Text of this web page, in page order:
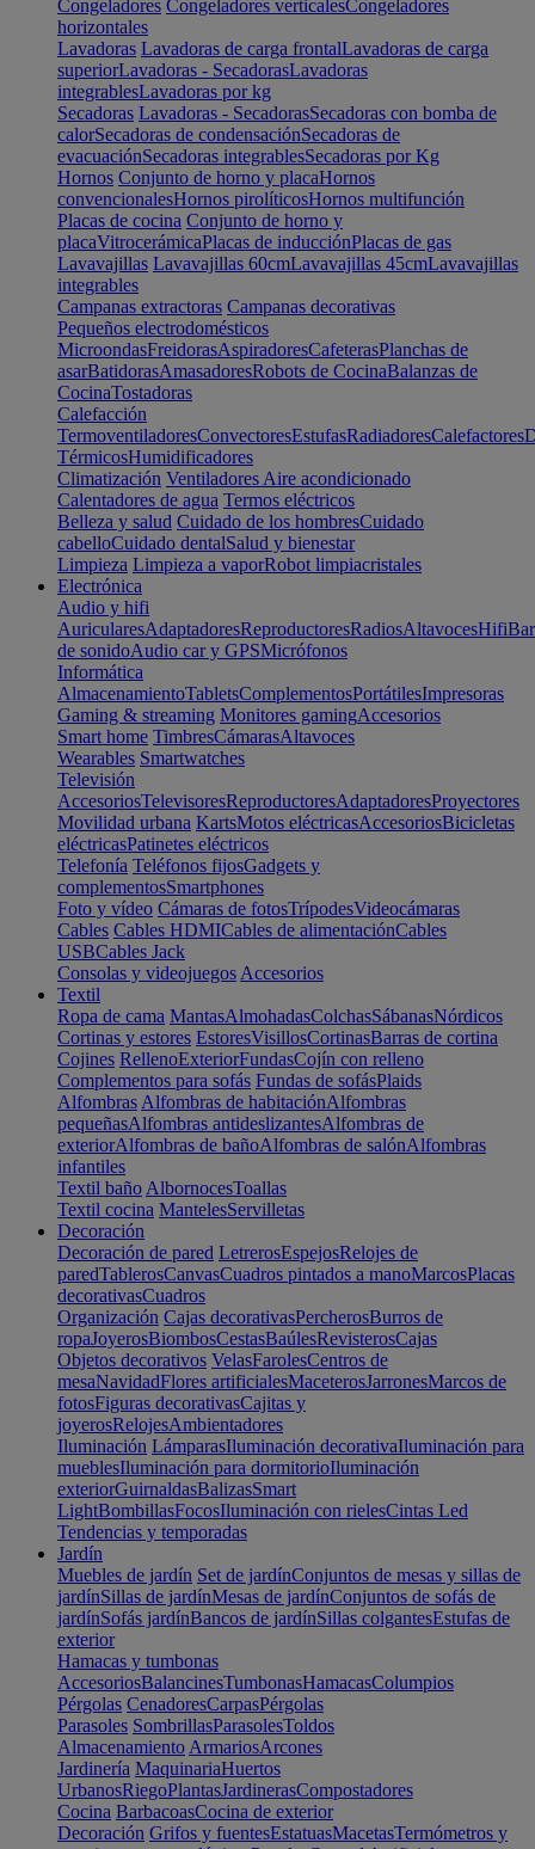
Congeladores Congeladores verticalesCongeladores
horizontales
Lavadoras Lavadoras de carga frontalLavadoras de carga
superiorLavadoras - SecadorasLavadoras
integrablesLavadoras por kg
Secadoras Lavadoras - SecadorasSecadoras con bomba de
calorSecadoras de condensaciónSecadoras de
evacuaciónSecadoras integrablesSecadoras por Kg
Hornos Conjunto de horno y placaHornos
convencionalesHornos pirolíticosHornos multifunción
Placas de cocina Conjunto de horno y
placaVitrocerámicaPlacas de inducciónPlacas de gas
Lavavajillas Lavavajillas 60cmLavavajillas 45cmLavavajillas
integrables
Campanas extractoras Campanas decorativas
Pequeños electrodomésticos
MicroondasFreidorasAspiradoresCafeterasPlanchas de
asarBatidorasAmasadoresRobots de CocinaBalanzas de
CocinaTostadoras
Calefacción
TermoventiladoresConvectoresEstufasRadiadoresCalefactores
TérmicosHumidificadores
Climatización Ventiladores Aire acondicionado
Calentadores de agua Termos eléctricos
Belleza y salud Cuidado de los hombresCuidado
cabelloCuidado dentalSalud y bienestar
Limpieza Limpieza a vaporRobot limpiacristales
Electrónica
Audio y hifi
AuricularesAdaptadoresReproductoresRadiosAltavocesHifi
de sonidoAudio car y GPSMicrófonos
Informática
AlmacenamientoTabletsComplementosPortátilesImpresoras
Gaming & streaming Monitores gamingAccesorios
Smart home TimbresCámarasAltavoces
Wearables Smartwatches
Televisión
AccesoriosTelevisoresReproductoresAdaptadoresProyectores
Movilidad urbana KartsMotos eléctricasAccesoriosBicicletas
eléctricasPatinetes eléctricos
Telefonía Teléfonos fijosGadgets y
complementosSmartphones
Foto y vídeo Cámaras de fotosTrípodesVideocámaras
Cables Cables HDMICables de alimentaciónCables
USBCables Jack
Consolas y videojuegos Accesorios
Textil
Ropa de cama MantasAlmohadasColchasSábanasNórdicos
Cortinas y estores EstoresVisillosCortinasBarras de cortina
Cojines RellenoExteriorFundasCojín con relleno
Complementos para sofás Fundas de sofásPlaids
Alfombras Alfombras de habitaciónAlfombras
pequeñasAlfombras antideslizantesAlfombras de
exteriorAlfombras de bañoAlfombras de salónAlfombras
infantiles
Textil baño AlbornocesToallas
Textil cocina MantelesServilletas
Decoración
Decoración de pared LetrerosEspejosRelojes de
paredTablerosCanvasCuadros pintados a manoMarcosPlacas
decorativasCuadros
Organización Cajas decorativasPercherosBurros de
ropaJoyerosBiombosCestasBaúlesRevisterosCajas
Objetos decorativos VelasFarolesCentros de
mesaNavidadFlores artificialesMaceterosJarronesMarcos de
fotosFiguras decorativasCajitas y
joyerosRelojesAmbientadores
Iluminación LámparasIluminación decorativaIluminación para
mueblesIluminación para dormitorioIluminación
exteriorGuirnaldasBalizasSmart
LightBombillasFocosIluminación con rielesCintas Led
Tendencias y temporadas
Jardín
Muebles de jardín Set de jardínConjuntos de mesas y sillas de
jardínSillas de jardínMesas de jardínConjuntos de sofás de
jardínSofás jardínBancos de jardínSillas colgantesEstufas de
exterior
Hamacas y tumbonas
AccesoriosBalancinesTumbonasHamacasColumpios
Pérgolas CenadoresCarpasPérgolas
Parasoles SombrillasParasolesToldos
Almacenamiento ArmariosArcones
Jardinería MaquinariaHuertos
UrbanosRiegoPlantasJardinerasCompostadores
Cocina BarbacoasCocina de exterior
Decoración Grifos y fuentesEstatuasMacetasTermómetros y